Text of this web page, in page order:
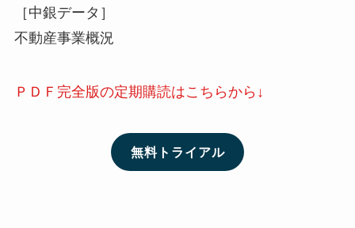
［中銀データ］
不動産事業概況
ＰＤＦ完全版の定期購読はこちらから↓
無料トライアル